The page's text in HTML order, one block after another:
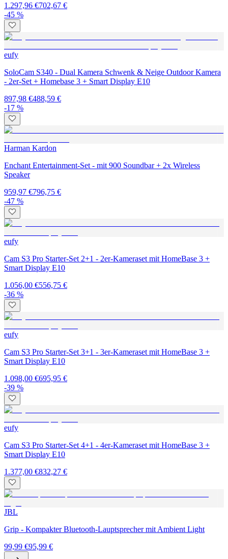
1.297,96 €702,67 €
-45 %
eufy
SoloCam S340 - Dual Kamera Schwenk & Neige Outdoor Kamera
- 2er-Set + Homebase 3 + Smart Display E10
897,98 €488,59 €
-17 %
Harman Kardon
Enchant Entertainment-Set - mit 900 Soundbar + 2x Wireless
Speaker
959,97 €796,75 €
-47 %
eufy
Cam S3 Pro Starter-Set 2+1 - 2er-Kameraset mit HomeBase 3 +
Smart Display E10
1.056,00 €556,75 €
-36 %
eufy
Cam S3 Pro Starter-Set 3+1 - 3er-Kameraset mit HomeBase 3 +
Smart Display E10
1.098,00 €695,95 €
-39 %
eufy
Cam S3 Pro Starter-Set 4+1 - 4er-Kameraset mit HomeBase 3 +
Smart Display E10
1.377,00 €832,27 €
JBL
Grip - Kompakter Bluetooth-Lauptsprecher mit Ambient Light
99,99 €95,99 €